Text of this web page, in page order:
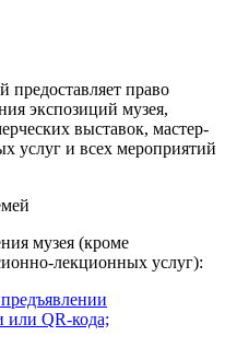
право
экспозиций музея,
выставок, мастер-
услуг и всех мероприятий
музея (кроме
лекционных услуг):
или QR-кода;